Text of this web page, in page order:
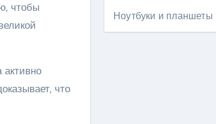
чтобы
активно
что
Ноутбуки и планшеты